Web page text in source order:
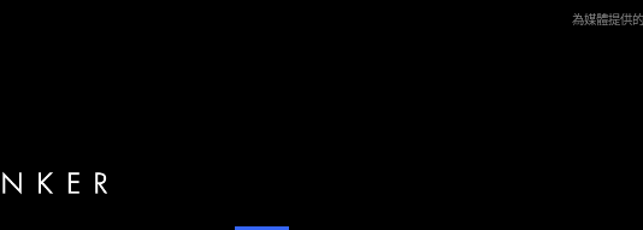
為媒體提供